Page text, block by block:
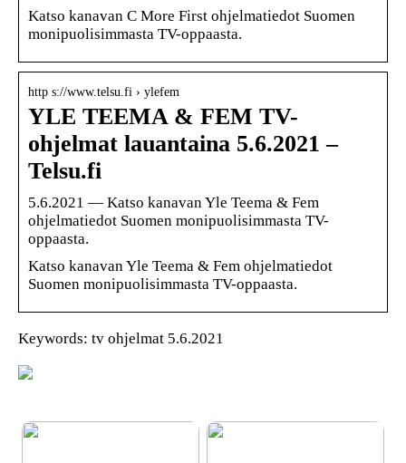
Katso kanavan C More First ohjelmatiedot Suomen
monipuolisimmasta TV-oppaasta.
http s://www.telsu.fi › ylefem
YLE TEEMA & FEM TV-
ohjelmat lauantaina 5.6.2021 –
Telsu.fi
5.6.2021 — Katso kanavan Yle Teema & Fem
ohjelmatiedot Suomen monipuolisimmasta TV-
oppaasta.
Katso kanavan Yle Teema & Fem ohjelmatiedot
Suomen monipuolisimmasta TV-oppaasta.
Keywords: tv ohjelmat 5.6.2021